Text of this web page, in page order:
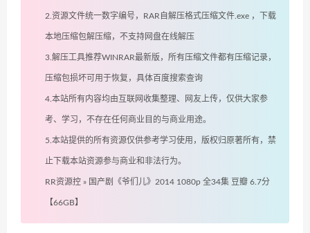
2.资源文件统一数字编号，RAR自解压格式压缩文件.exe ，下载
本地压缩包解压缩，不支持网盘在线解压
3.解压工具推荐WINRAR最新版，所有压缩文件都有压缩记录，
压缩包损坏可用于恢复，具体百度搜索查询
4.本站所有内容均由互联网收集整理、网友上传，仅供大家参
考、学习，不存在任何商业目的与商业用途。
5.本站提供的所有资源仅供参考学习使用，版权归原著所有，禁
止下载本站资源参与商业和非法行为。
RR资源控 » 国产剧《爷们儿》2014 1080p 全34集 豆瓣 6.7分
【66GB】